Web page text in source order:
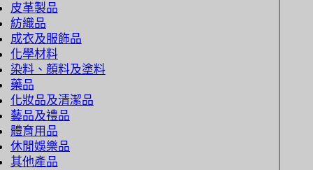
皮革製品
紡織品
成衣及服飾品
化學材料
染料、顏料及塗料
藥品
化妝品及清潔品
藝品及禮品
體育用品
休閒娛樂品
其他產品